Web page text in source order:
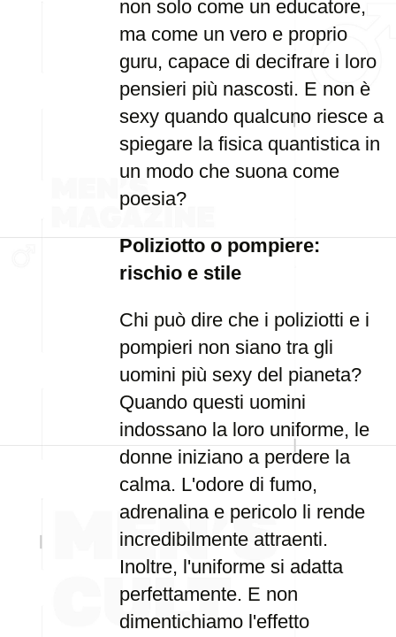
non solo come un educatore,
ma come un vero e proprio
guru, capace di decifrare i loro
pensieri più nascosti. E non è
sexy quando qualcuno riesce a
spiegare la fisica quantistica in
un modo che suona come
poesia?
Poliziotto o pompiere:
rischio e stile
Chi può dire che i poliziotti e i
pompieri non siano tra gli
uomini più sexy del pianeta?
Quando questi uomini
indossano la loro uniforme, le
donne iniziano a perdere la
calma. L'odore di fumo,
adrenalina e pericolo li rende
incredibilmente attraenti.
Inoltre, l'uniforme si adatta
perfettamente. E non
dimentichiamo l'effetto